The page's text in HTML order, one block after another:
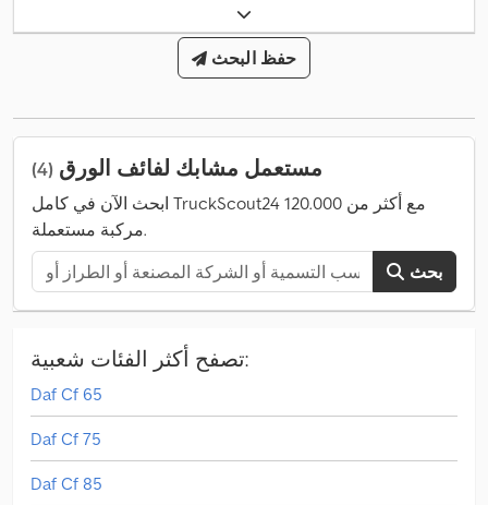
, الحد الأقصى لعرض المنتج:
حفظ البحث
مستعمل مشابك لفائف الورق (4)
ابحث الآن في كامل TruckScout24 مع أكثر من 120.000
مركبة مستعملة.
بحث
تصفح أكثر الفئات شعبية:
Daf Cf 65
Daf Cf 75
Daf Cf 85